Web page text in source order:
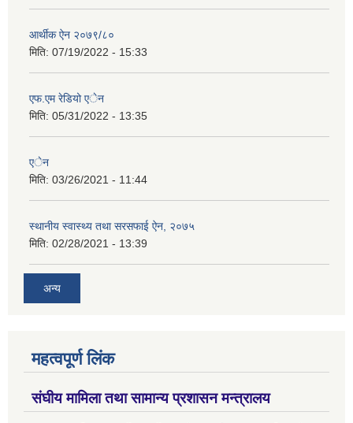
आर्थीक ऐन २०७९/८०
मिति: 07/19/2022 - 15:33
एफ.एम रेडियो एेन
मिति: 05/31/2022 - 13:35
एेन
मिति: 03/26/2021 - 11:44
स्थानीय स्वास्थ्य तथा सरसफाई ऐन, २०७५
मिति: 02/28/2021 - 13:39
अन्य
महत्वपूर्ण लिंक
संघीय मामिला तथा सामान्य प्रशासन मन्त्रालय